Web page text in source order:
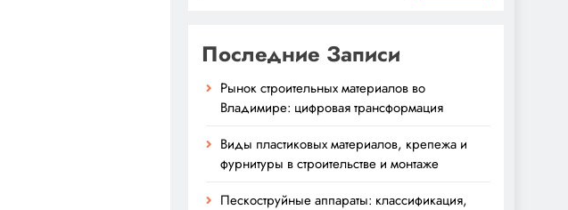
Последние Записи
Рынок строительных материалов во
Владимире: цифровая трансформация
Виды пластиковых материалов, крепежа и
фурнитуры в строительстве и монтаже
Пескоструйные аппараты: классификация,